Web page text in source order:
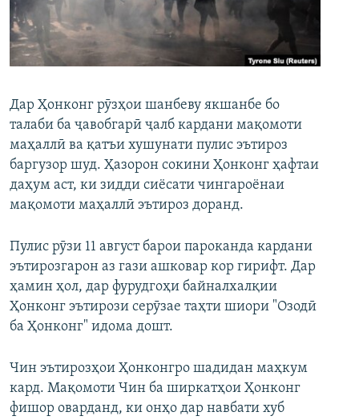
ГУЗОРИШҲОИ РАДИОӢ
Русский
Ҳамаи сомонаҳои RFE/RL
Дар Ҳонконг рӯзҳои шанбеву якшанбе бо
талаби ба ҷавобгарӣ ҷалб кардани мақомоти
маҳаллӣ ва қатъи хушунати пулис эътироз
баргузор шуд. Ҳазорон сокини Ҳонконг ҳафтаи
даҳум аст, ки зидди сиёсати чингароёнаи
мақомоти маҳаллӣ эътироз доранд.
Пулис рӯзи 11 август барои пароканда кардани
эътирозгарон аз гази ашковар кор гирифт. Дар
ҳамин ҳол, дар фурудгоҳи байналхалқии
Ҳонконг эътирози серӯзае таҳти шиори "Озодӣ
ба Ҳонконг" идома дошт.
Чин эътирозҳои Ҳонконгро шадидан маҳкум
кард. Мақомоти Чин ба ширкатҳои Ҳонконг
фишор оварданд, ки онҳо дар навбати хуб